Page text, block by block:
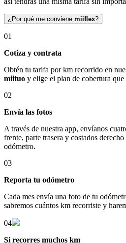
¿Por qué me conviene miiflex?
01
Cotiza y contrata
Obtén tu tarifa por km recorrido en
miituo y elige el plan de cobertura que
02
Envía las fotos
A través de nuestra app, envíanos
frente, parte trasera y costados
odómetro.
03
Reporta tu odómetro
Cada mes envía una foto de tu
sabremos cuántos km recorriste y
04
Si recorres muchos km